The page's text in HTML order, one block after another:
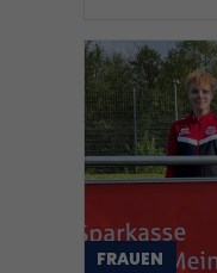
FRAUEN